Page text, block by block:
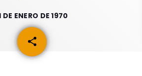
DE ENERO DE 1970
share
email